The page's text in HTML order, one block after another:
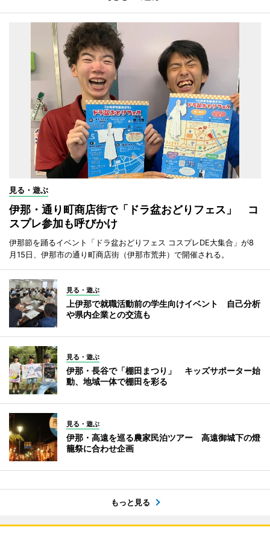
見る・遊ぶ
伊那・通り町商店街で「ドラ盆おどりフェス」 コ
スプレ参加も呼びかけ
伊那節を踊るイベント「ドラ盆おどりフェス コスプレDE大集合」が8
月15日、伊那市の通り町商店街（伊那市荒井）で開催される。
見る・遊ぶ
上伊那で就職活動前の学生向けイベント 自己分析
や県内企業との交流も
見る・遊ぶ
伊那・長谷で「棚田まつり」 キッズサポーター始
動、地域一体で棚田を彩る
見る・遊ぶ
伊那・高遠を巡る農家民泊ツアー 高遠御城下の燈
籠祭に合わせ企画
もっと見る